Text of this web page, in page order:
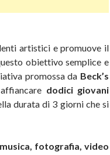
artistici e promuove il
obiettivo semplice e
promossa da Beck’s
dodici giovani
durata di 3 giorni che si
musica, fotografia, video